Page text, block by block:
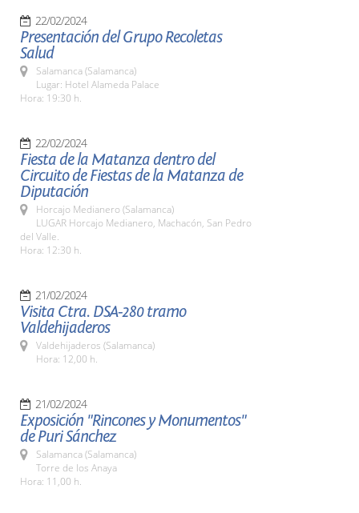
22/02/2024
Presentación del Grupo Recoletas
Salud
Salamanca (Salamanca)
Lugar: Hotel Alameda Palace
Hora: 19:30 h.
22/02/2024
Fiesta de la Matanza dentro del
Circuito de Fiestas de la Matanza de
Diputación
Horcajo Medianero (Salamanca)
LUGAR Horcajo Medianero, Machacón, San Pedro
del Valle.
Hora: 12:30 h.
21/02/2024
Visita Ctra. DSA-280 tramo
Valdehijaderos
Valdehijaderos (Salamanca)
Hora: 12,00 h.
21/02/2024
Exposición "Rincones y Monumentos"
de Puri Sánchez
Salamanca (Salamanca)
Torre de los Anaya
Hora: 11,00 h.